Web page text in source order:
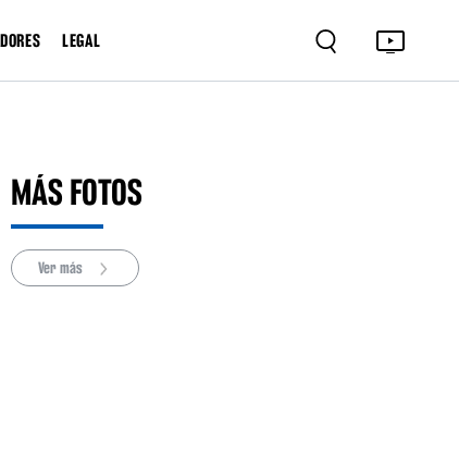
LEGAL
MÁS FOTOS
Ver más